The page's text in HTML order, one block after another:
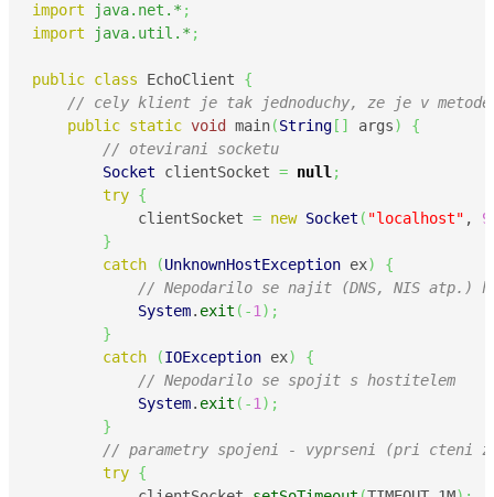
import
java.net.* ;
import
java.util.* ;
public class EchoClient {
// cely klient je tak jednoduchy, ze je v metode
public static void main(String [ ] args)
{
// otevirani socketu
Socket clientSocket = null ;
try {
            clientSocket
= new Socket ( "localhost" ,
}
catch
(UnknownHostException ex)
{
// Nepodarilo se najit (DNS, NIS atp.)
System. exit ( -1 ) ;
}
catch
(IOException ex)
{
// Nepodarilo se spojit s hostitelem
System. exit ( -1 ) ;
}
// parametry spojeni - vyprseni (pri cteni
try {